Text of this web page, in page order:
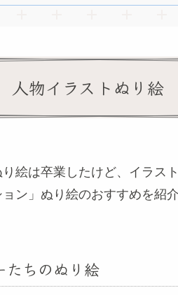
物イラストぬり絵
絵は卒業したけど、イラス
ン」ぬり絵のおすすめを紹介
たちのぬり絵